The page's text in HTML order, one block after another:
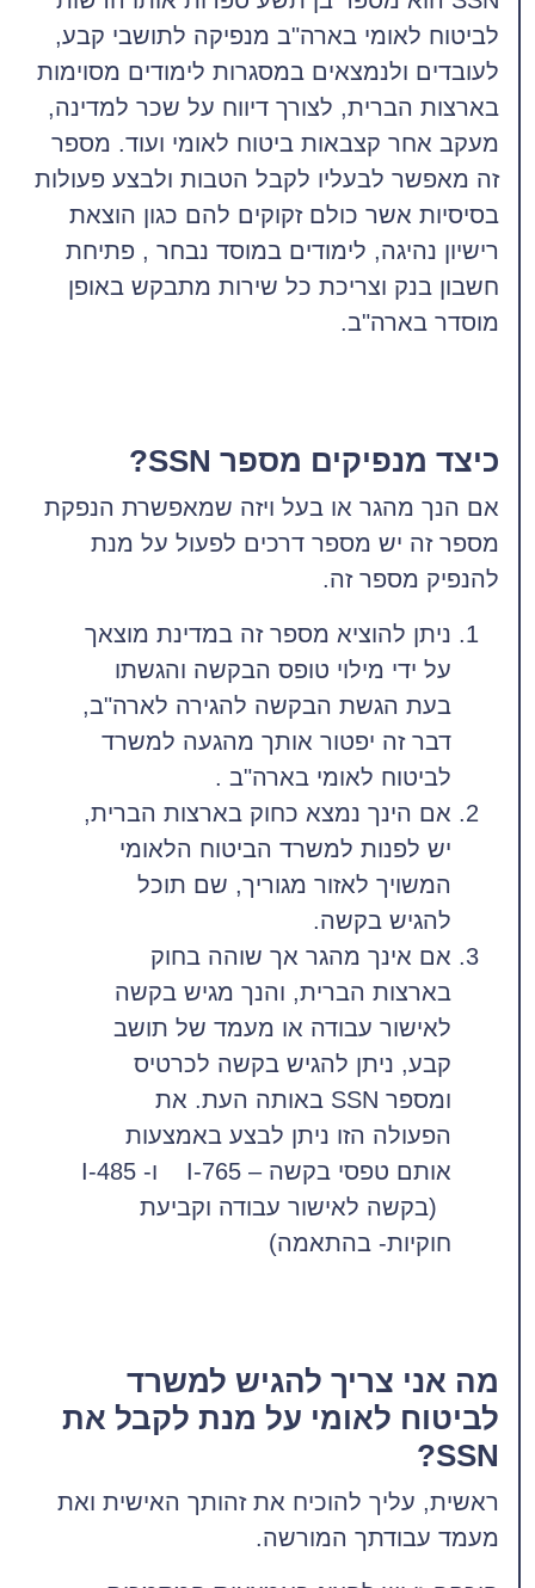
לביטוח לאומי בארה"ב מנפיקה לתושבי קבע,
לעובדים ולנמצאים במסגרות לימודים מסוימות
בארצות הברית, לצורך דיווח על שכר למדינה,
מעקב אחר קצבאות ביטוח לאומי ועוד. מספר
זה מאפשר לבעליו לקבל הטבות ולבצע פעולות
בסיסיות אשר כולם זקוקים להם כגון הוצאת
רישיון נהיגה, לימודים במוסד נבחר , פתיחת
חשבון בנק וצריכת כל שירות מתבקש באופן
מוסדר בארה"ב.
כיצד מנפיקים מספר SSN?
אם הנך מהגר או בעל ויזה שמאפשרת הנפקת
מספר זה יש מספר דרכים לפעול על מנת
להנפיק מספר זה.
ניתן להוציא מספר זה במדינת מוצאך
על ידי מילוי טופס הבקשה והגשתו
בעת הגשת הבקשה להגירה לארה"ב,
דבר זה יפטור אותך מהגעה למשרד
לביטוח לאומי בארה"ב .
אם הינך נמצא כחוק בארצות הברית,
יש לפנות למשרד הביטוח הלאומי
המשויך לאזור מגוריך, שם תוכל
להגיש בקשה.
אם אינך מהגר אך שוהה בחוק
בארצות הברית, והנך מגיש בקשה
לאישור עבודה או מעמד של תושב
קבע, ניתן להגיש בקשה לכרטיס
ומספר SSN באותה העת. את
הפעולה הזו ניתן לבצע באמצעות
אותם טפסי בקשה – I-765 ו- I-485
(בקשה לאישור עבודה וקביעת
חוקיות- בהתאמה)
מה אני צריך להגיש למשרד
לביטוח לאומי על מנת לקבל את
SSN?
ראשית, עליך להוכיח את זהותך האישית ואת
מעמד עבודתך המורשה.